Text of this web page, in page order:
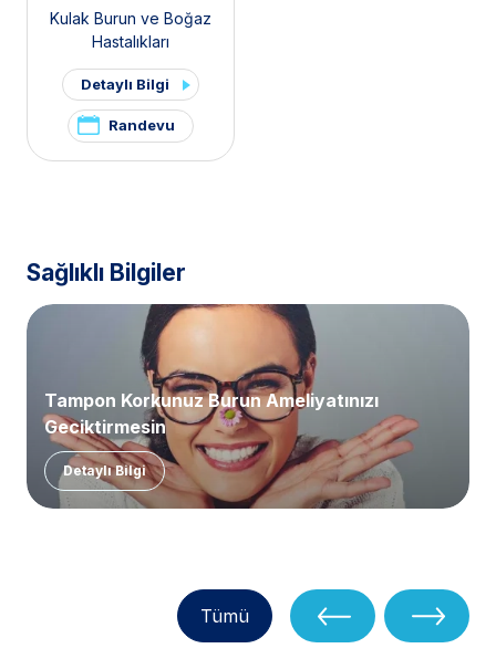
Kulak Burun ve Boğaz
Hastalıkları
Detaylı Bilgi
Randevu
Sağlıklı Bilgiler
Tampon Korkunuz Burun Ameliyatınızı
Geciktirmesin
Detaylı Bilgi
Tümü